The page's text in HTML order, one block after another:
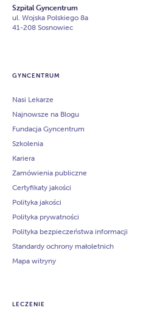
GYNCENTRUM
Nasi Lekarze
Najnowsze na Blogu
Fundacja Gyncentrum
Szkolenia
Kariera
Zamówienia publiczne
Certyfikaty jakości
Polityka jakości
Polityka prywatności
Polityka bezpieczeństwa informacji
Standardy ochrony małoletnich
Mapa witryny
LECZENIE
Szpital Gyncentrum
ul. Wojska Polskiego 8a
41-208 Sosnowiec